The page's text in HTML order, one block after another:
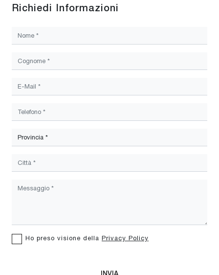
Richiedi Informazioni
Ho preso visione della Privacy Policy